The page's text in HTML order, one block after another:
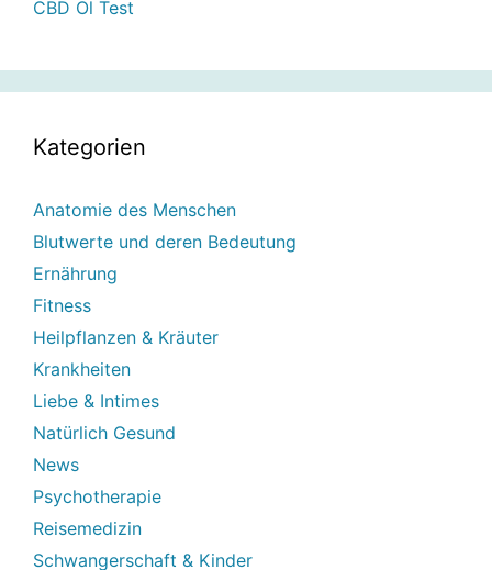
CBD Öl Test
Kategorien
Anatomie des Menschen
Blutwerte und deren Bedeutung
Ernährung
Fitness
Heilpflanzen & Kräuter
Krankheiten
Liebe & Intimes
Natürlich Gesund
News
Psychotherapie
Reisemedizin
Schwangerschaft & Kinder